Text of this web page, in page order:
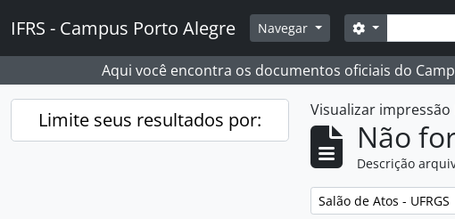
IFRS - Campus Porto Alegre Navegar Buscar
Opções de
Aqui você encontra os documentos oficiais do
Limite seus resultados por: Visualizar impressão
Não
Descrição
Remover filtro:
Salão de Atos - UFRGS